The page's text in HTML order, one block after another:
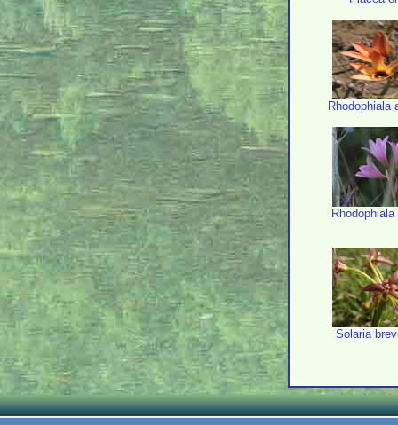
Rhodophiala
Solaria